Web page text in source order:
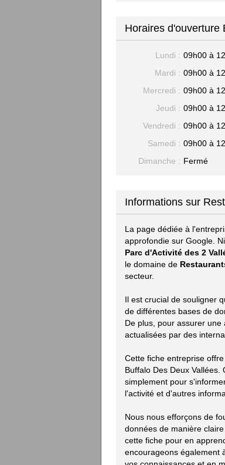
Horaires d'ouverture
Lundi : 09h00 à
Mardi : 09h00 à
Mercredi : 09h00 à
Jeudi : 09h00 à
Vendredi : 09h00 à
Samedi : 09h00 à
Dimanche : Fermé
Informations sur
La page dédiée à
approfondie sur Google.
Parc d'Activité des 2
le domaine de
secteur.
Il est crucial de souligner
de différentes bases de
De plus, pour assurer
actualisées par des
Cette fiche entreprise
Buffalo Des Deux
simplement pour
l'activité et d'autres
Nous nous efforçons de
données de manière
cette fiche pour en
encourageons également